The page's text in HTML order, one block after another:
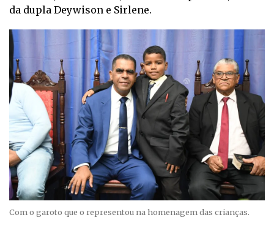
da dupla Deywison e Sirlene.
Com o garoto que o representou na homenagem das crianças.